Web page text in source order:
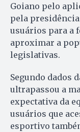
Goiano pelo
pela
usuários para a
aproximar a
legislativas.
Segundo dados
ultrapassou a
expectativa da
usuários que
esportivo